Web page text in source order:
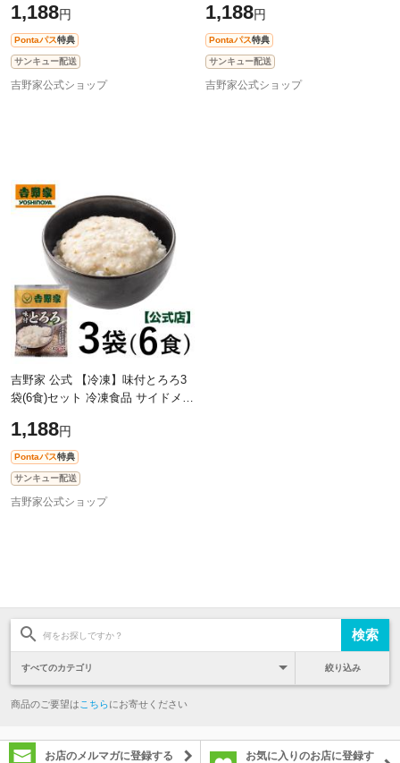
凍食品 トッピング サイドメニュ
1,188円
Pontaパス特典
サンキュー配送
吉野家公式ショップ
つけもの ご飯のお供 サイドメニ
1,188円
Pontaパス特典
サンキュー配送
吉野家公式ショップ
吉野家 公式 【冷凍】味付とろろ3
袋(6食)セット 冷凍食品 サイドメニ
1,188円
Pontaパス特典
サンキュー配送
吉野家公式ショップ
絞り込み
商品のご要望は こちらにお寄せください
お店のメルマガに登録する
お気に入りのお店に登録す